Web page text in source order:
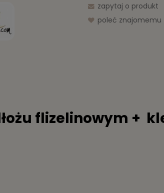
zapytaj o produkt
poleć znajomemu
flizelinowym +